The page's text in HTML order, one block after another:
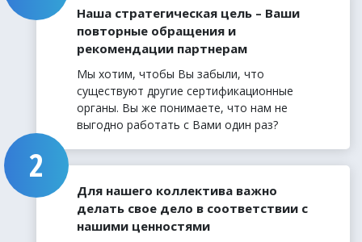
Наша стратегическая цель – Ваши
повторные обращения и
рекомендации партнерам
Мы хотим, чтобы Вы забыли, что
существуют другие сертификационные
органы. Вы же понимаете, что нам не
выгодно работать с Вами один раз?
Для нашего коллектива важно
делать свое дело в соответствии с
нашими ценностями